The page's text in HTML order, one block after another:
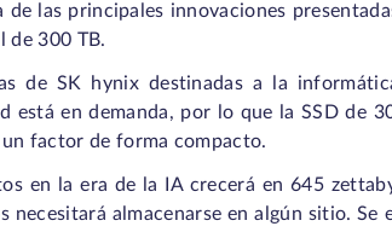
las principales innovaciones
de 300 TB.
de SK hynix destinadas a la
está en demanda, por lo que la SSD de
factor de forma compacto.
en la era de la IA crecerá en 645
almacenarse en algún sitio. Se